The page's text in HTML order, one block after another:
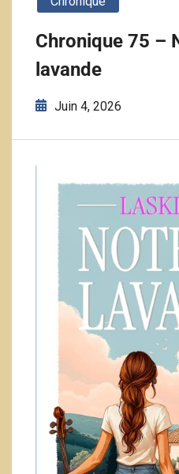
Chronique 75 –
lavande
Juin 4, 2026